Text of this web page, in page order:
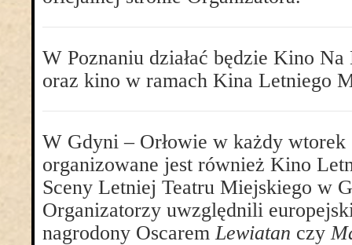
W Poznaniu działać będzie Kino
oraz kino w ramach Kina Letniego
W Gdyni – Orłowie w każdy wtorek
organizowane jest również Kino
Sceny Letniej Teatru Miejskiego w
Organizatorzy uwzględnili
nagrodony OscaremLewiatan czy